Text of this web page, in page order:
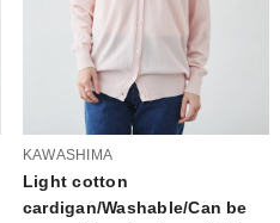
KAWASHIMA
Light cotton
cardigan/Washable/Can be